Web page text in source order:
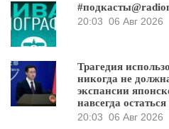
20:03 06 Авг 2026
Трагедия
никогда не
экспансии
навсегда
20:03 06 Авг 2026